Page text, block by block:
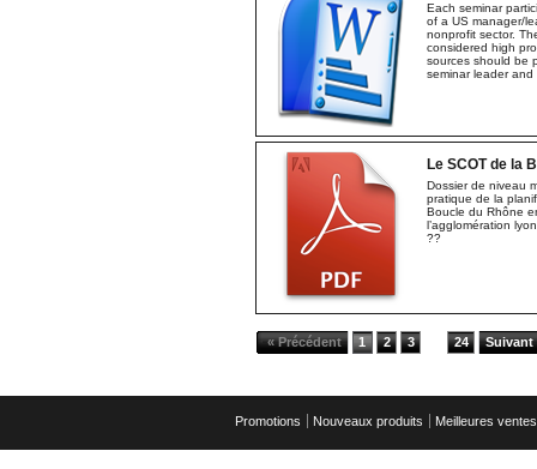
Each seminar
of a US manager/
nonprofit sector.
considered high
sources should be
seminar leader
Le SCOT de la
Dossier de niveau
pratique de la
Boucle du Rhône
l’agglomération
??
« Précédent 1 2 3 24 Suivant
Promotions Nouveaux produits Meilleures ventes